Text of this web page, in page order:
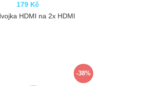
179 Kč
HDMI na 2x HDMI
-38%